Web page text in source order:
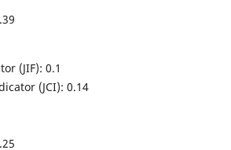
(JIF): 0.1
(JCI): 0.14